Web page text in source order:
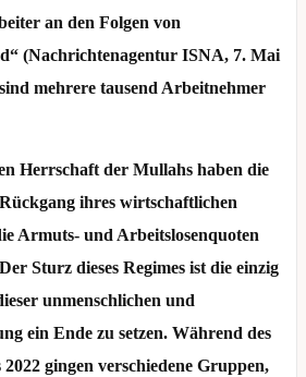
an den Folgen von
(Nachrichtenagentur ISNA, 7. Mai
mehrere tausend Arbeitnehmer
Herrschaft der Mullahs haben die
ihres wirtschaftlichen
Armuts- und Arbeitslosenquoten
Sturz dieses Regimes ist die einzig
unmenschlichen und
ein Ende zu setzen. Während des
gingen verschiedene Gruppen,